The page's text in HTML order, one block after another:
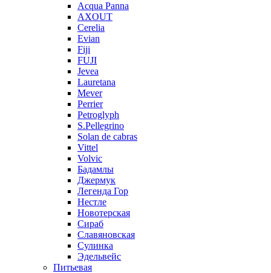
Acqua Panna
AXOUT
Cerelia
Evian
Fiji
FUJI
Jevea
Lauretana
Mever
Perrier
Petroglyph
S.Pellegrino
Solan de cabras
Vittel
Volvic
Бадамлы
Джермук
Легенда Гор
Нестле
Новотерская
Сираб
Славяновская
Сулинка
Эдельвейс
Питьевая